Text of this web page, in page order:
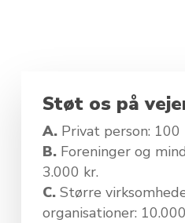
Støt os på
A.Privat person: 100
B.Foreninger og
3.000 kr.
C.Større
organisationer: